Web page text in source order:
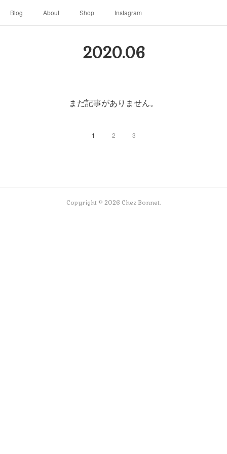
Blog About Shop Instagram
2020.06
まだ記事がありません。
1 2 3
Copyright © 2026 Chez Bonnet.